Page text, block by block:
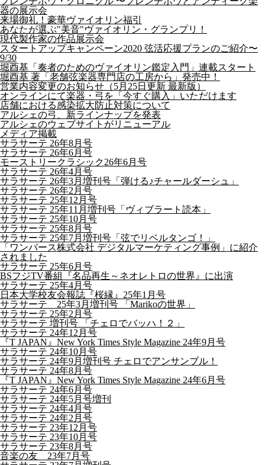
器の展示会
来場御礼！豪華ヴァイオリン福引
あなたが選ぶ"美音"ヴァイオリン・グランプリ！
現代製作家の作品展示会
スタートアップキャンペーン2020 弦活応援プランのご紹介〜
9/30
堀酉基「奏者のためのヴァイオリン鑑定入門」連載スタート
堀酉基 著「老舗弦楽器専門店の工房から」発売中！
営業内容変更のお知らせ（5月25日更新 最新版）
オンラインにて楽器・弓を「今すぐ購入」いただけます
店舗における感染拡大防止対策について
アルシェの弓、新ラインナップを発表
アルシェのウェブサイトがリニューアル
メディア掲載
サラサーテ 26年8月号
サラサーテ 26年6月号
モーストリークラシック26年6月号
サラサーテ 26年4月号
サラサーテ 26年3月増刊号「弾ける♪チャールダーシュ」
サラサーテ 26年2月号
サラサーテ 25年12月号
サラサーテ 25年11月増刊号「ヴィブラート読本」
サラサーテ 25年10月号
サラサーテ 25年8月号
サラサーテ 25年7月増刊号「弦でリベルタンゴ！」
「ワンバース株式会社 デジタルマーケティング事例」に紹介
されました
サラサーテ 25年6月号
BSフジTV番組『名品再生～ネオレトロの世界』に出演
サラサーテ 25年4月号
日本大学校友会報誌『桜縁』25年1月号
サラサーテ 25年3月増刊号 「Marikoの世界」
サラサーテ 25年2月号
サラサーテ 増刊号 「チェロでバッハ！２」
サラサーテ 24年12月号
『T JAPAN』New York Times Style Magazine 24年9月号
サラサーテ 24年10月号
サラサーテ 24年9月増刊号 チェロでアンサンブル！
サラサーテ 24年8月号
『T JAPAN』New York Times Style Magazine 24年6月号
サラサーテ 24年6月号
サラサーテ 24年5月号増刊
サラサーテ 24年4月号
サラサーテ 24年2月号
サラサーテ 23年12月号
サラサーテ 23年10月号
サラサーテ 23年8月号
音楽の友 23年7月号